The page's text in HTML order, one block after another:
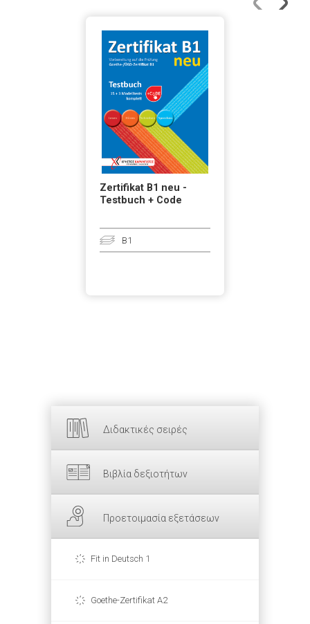
Διδακτικές σειρές
Βιβλία δεξιοτήτων
Προετοιμασία εξετάσεων
Fit in Deutsch 1
Goethe-Zertifikat A2
Zertifikat B1 neu -
Testbuch + Code
B1